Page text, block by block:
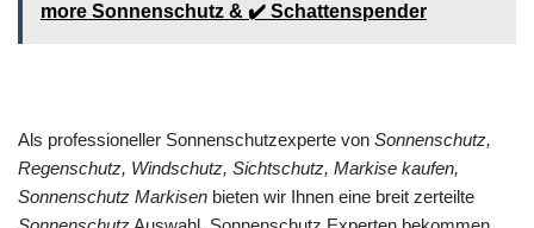
more Sonnenschutz & ✔️ Schattenspender
Als professioneller Sonnenschutzexperte von Sonnenschutz,
Regenschutz, Windschutz, Sichtschutz, Markise kaufen,
Sonnenschutz Markisen bieten wir Ihnen eine breit zerteilte